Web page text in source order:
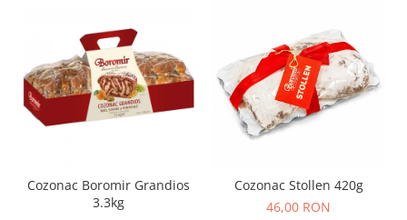
Cozonac Boromir Grandios
3.3kg
Cozonac Stollen 420g
46,00 RON